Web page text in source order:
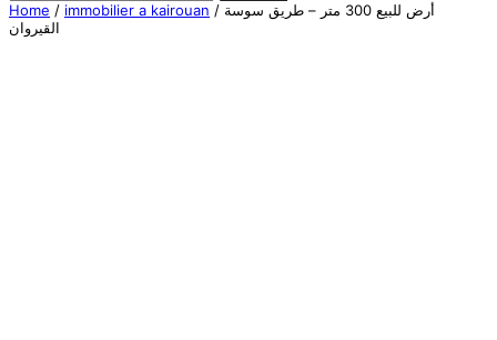
Home / immobilier a kairouan / أرض للبيع 300 متر – طريق سوسة
القيروان